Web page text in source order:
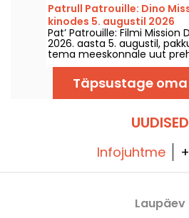
Patrull Patrouille: Dino
kinodes 5. augustil 2026
Pat’ Patrouille: Filmi Mission
2026. aasta 5. augustil,
tema meeskonnale uut
seiklust.
Täpsustage
UUDISED
Infojuhtme
Laupäev